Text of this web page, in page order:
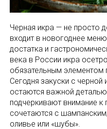
Черная икра — не просто
входит в новогоднее
достатка и
века в России икра
обязательным элементом
Сегодня закуски с черной
остаются важной
подчеркивают внимание к
сочетаются с
оливье или «шубы».